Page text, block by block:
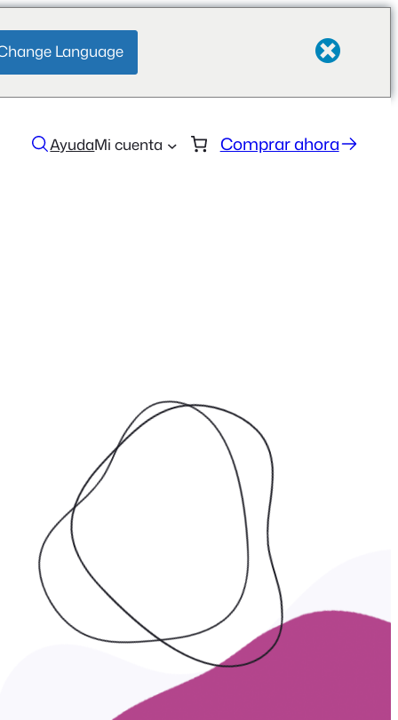
Language
AyudaMi cuenta Comprar ahora